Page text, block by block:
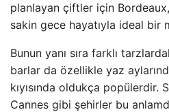
planlayan çiftler için
sakin gece hayatıyla ideal bir
Bunun yanı sıra farklı
barlar da özellikle yaz
kıyısında oldukça popülerdir.
Cannes gibi şehirler bu